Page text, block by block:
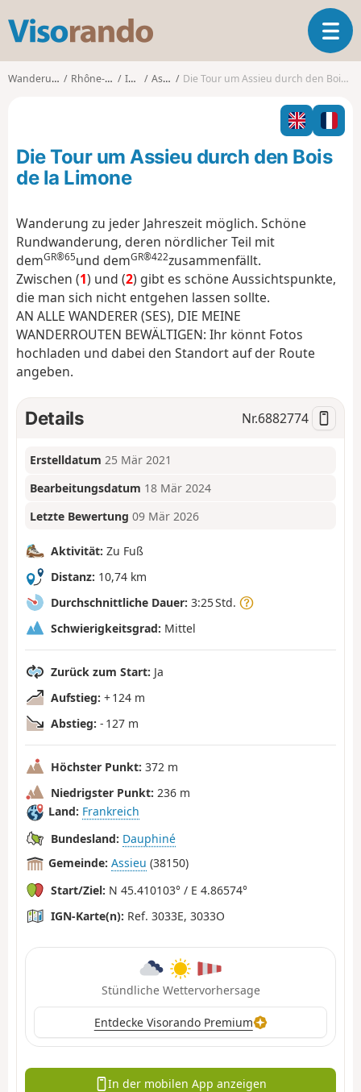
s
o
o
T
o
g
l
n
a
o
Wanderungen Rhône-Alpes Isère Assieu Die Tour um Assieu durch den Bois de la Limone
Die Tour um Assieu durch den Bois
de la Limone
Wanderung zu jeder Jahreszeit möglich. Schöne
Rundwanderung, deren nördlicher Teil mit
demGR®65und demGR®422zusammenfällt.
Zwischen (1) und (2) gibt es schöne Aussichtspunkte,
die man sich nicht entgehen lassen sollte.
AN ALLE WANDERER (SES), DIE MEINE
WANDERROUTEN BEWÄLTIGEN: Ihr könnt Fotos
hochladen und dabei den Standort auf der Route
angeben.
Details Nr.6882774
Erstelldatum 25 Mär 2021
Bearbeitungsdatum 18 Mär 2024
Letzte Bewertung 09 Mär 2026
Aktivität: Zu Fuß
Distanz: 10,74 km
Durchschnittliche Dauer: 3:25 Std.
Schwierigkeitsgrad: Mittel
Zurück zum Start: Ja
Aufstieg: + 124 m
Abstieg: - 127 m
Höchster Punkt: 372 m
Niedrigster Punkt: 236 m
Land: Frankreich
Bundesland: Dauphiné
Gemeinde: Assieu (38150)
Start/Ziel: N 45.410103° / E 4.86574°
IGN-Karte(n): Ref. 3033E, 3033O
Stündliche Wettervorhersage
Entdecke Visorando Premium
In der mobilen App anzeigen